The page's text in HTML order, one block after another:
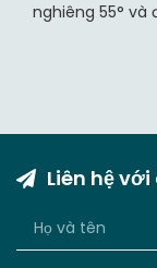
nghiêng 55° và
Liên hệ